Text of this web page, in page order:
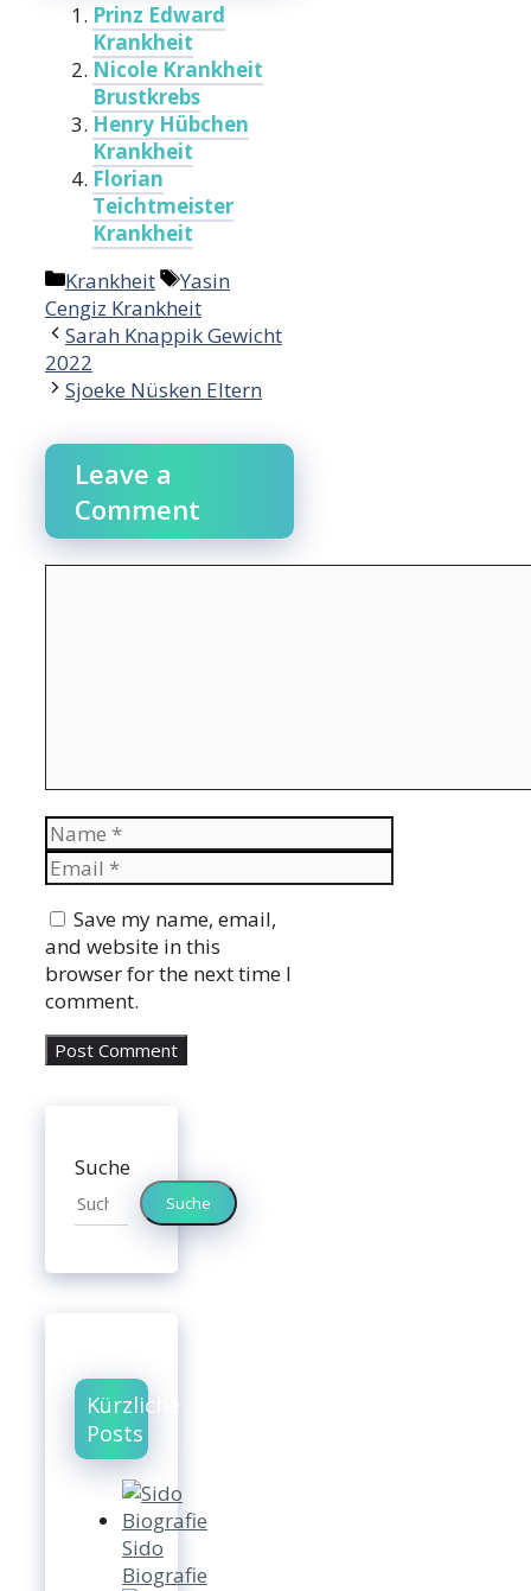
Prinz Edward
Krankheit
Nicole Krankheit
Brustkrebs
Henry Hübchen
Krankheit
Florian
Teichtmeister
Krankheit
Categories
Krankheit Tags
Yasin
Cengiz Krankheit
Sarah Knappik Gewicht
2022
Sjoeke Nüsken Eltern
Leave a
Comment
Name
Email
Save my name, email,
and website in this
browser for the next time I
comment.
Suche
Suche
Kürzliche
Posts
Sido
Biografie